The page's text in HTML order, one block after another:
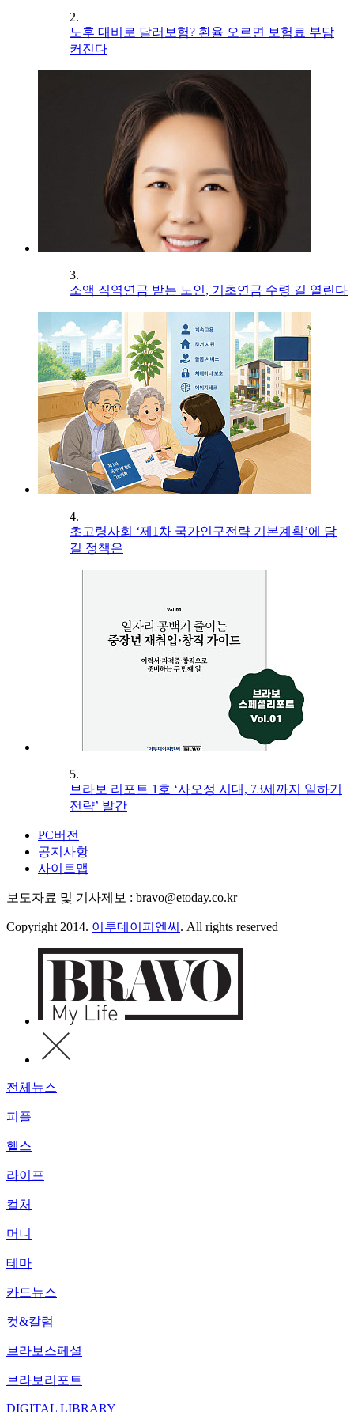
2.
노후 대비로 달러보험? 환율 오르면 보험료 부담
커진다
3.
소액 직역연금 받는 노인, 기초연금 수령 길 열린다
4.
초고령사회 ‘제1차 국가인구전략 기본계획’에 담
길 정책은
5.
브라보 리포트 1호 ‘사오정 시대, 73세까지 일하기
전략’ 발간
PC버전
공지사항
사이트맵
보도자료 및 기사제보 : bravo@etoday.co.kr
Copyright 2014. 이투데이피엔씨 . All rights reserved
전체뉴스
피플
헬스
라이프
컬처
머니
테마
카드뉴스
컷&칼럼
브라보스페셜
브라보리포트
DIGITAL LIBRARY